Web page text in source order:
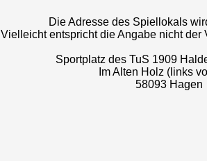
Die Adresse des Spiellokals
Vielleicht entspricht die Angabe nicht der
Sportplatz des TuS 1909
Im Alten Holz (links
58093 Hagen